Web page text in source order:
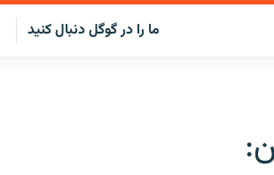
ما را در گوگل دنبال کنید